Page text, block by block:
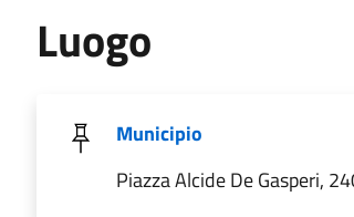
Luogo
Municipio
Piazza Alcide De Gasperi,